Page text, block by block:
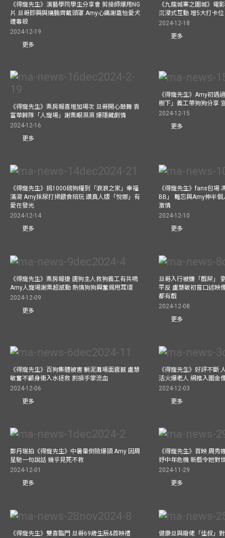
《得寵先生》演藝學院學生分享會 剪接師爆用NG
片 旦哥即興與燒腩齊戴頭罩 Amy心痛謝嘉怡愛犬
遭毒殺
2024-12-19
更多
《九龍城寨之圍城》電
沉浸式互動 增5大打卡
2024-12-18
更多
《得寵先生》票房報喜增加場次 旦哥開心鼓舞 袁
富華歸隊「人寵場」謝票眼濕濕 爆隱藏劇情
2024-12-16
更多
《得寵先生》Amy初遇
樹下」義工帶狗狗分享
2024-12-15
更多
《得寵先生》捐1000磅狗糧到「浪浪之家」幸福
滿瀉 Amy抹尿打掃餵食陪玩 讚真人版「悅娜」有
愛在發光
2024-12-14
更多
《得寵先生》fans包場
BB」 難忘與Amy伸半
激情
2024-12-10
更多
《得寵先生》票房報捷 唐狗主人救狗義工有共鳴
Amy人寵場謝票超感動 熱情狗狗興奮錫甩耳環
2024-12-09
更多
旦哥入行被嫌「戲屎」
平反 盧慧敏初嘗口述映
都有戲
2024-12-08
更多
《得寵先生》百狗集體被害 躺泥灘場面震撼 盧慧
敏奮不顧身衝入水拯救 割損手掌流血
2024-12-06
更多
《得寵先生》好評不斷
活火爆老人 網推入圍金
2024-12-03
更多
鄭丹瑞拍《得寵先生》中暑暈倒險爆頭 Amy 因周
星馳一句說話 幾乎見死不救
2024-12-01
更多
《得寵先生》首映 周秀
妤中年危機 新戲令她對
2024-11-29
更多
《得寵先生》雙喜臨門 旦哥69歲生辰&首映禮
健康旦與廢佬「佳叔」